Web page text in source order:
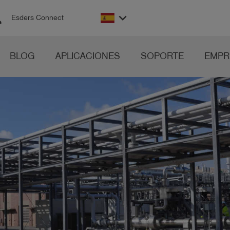
Esders Connect keyboard_arrow_down
BLOG APLICACIONES SOPORTE